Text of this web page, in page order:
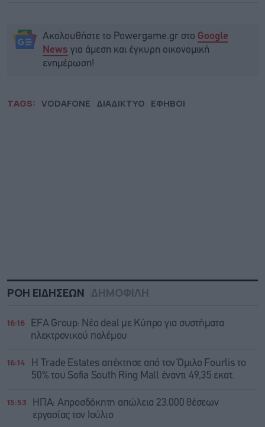
Ακολουθήστε το Powergame.gr στο Google
News για άμεση και έγκυρη οικονομική
ενημέρωση!
TAGS: VODAFONE ΔΙΑΔΙΚΤΥΟ ΕΦΗΒΟΙ
ΡΟΗ ΕΙΔΗΣΕΩΝ ΔΗΜΟΦΙΛΗ
16:16
EFA Group: Νέο deal με Κύπρο για συστήματα
ηλεκτρονικού πολέμου
16:14
Η Trade Εstates απέκτησε από τον Όμιλο Fourlis το
50% του Sofia South Ring Mall έναντι 49,35 εκατ.
15:53
ΗΠΑ: Απροσδόκητη απώλεια 23.000 θέσεων
εργασίας τον Ιούλιο